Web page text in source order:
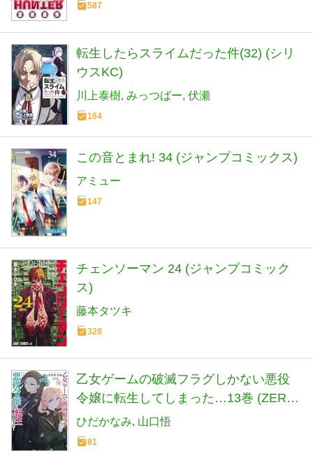
587
転生したらスライムだった件(32) (シリ
ウスKC)
川上泰樹 みっつばー 伏瀬
164
この音とまれ! 34 (ジャンプコミックス)
アミュー
147
チェンソーマン 24 (ジャンプコミック
ス)
藤本タツキ
328
乙女ゲームの破滅フラグしかない悪役
令嬢に転生してしまった…13巻 (ZERO-
SUMコミックス)
ひだかなみ 山口悟
81